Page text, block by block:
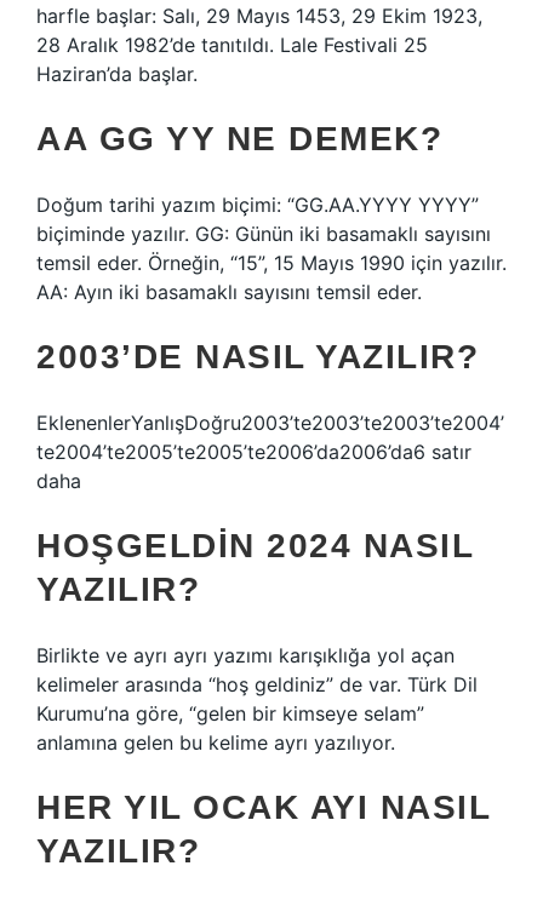
harfle başlar: Salı, 29 Mayıs 1453, 29 Ekim 1923,
28 Aralık 1982’de tanıtıldı. Lale Festivali 25
Haziran’da başlar.
AA GG YY NE DEMEK?
Doğum tarihi yazım biçimi: “GG.AA.YYYY YYYY”
biçiminde yazılır. GG: Günün iki basamaklı sayısını
temsil eder. Örneğin, “15”, 15 Mayıs 1990 için yazılır.
AA: Ayın iki basamaklı sayısını temsil eder.
2003’DE NASIL YAZILIR?
EklenenlerYanlışDoğru2003’te2003’te2003’te2004’
te2004’te2005’te2005’te2006’da2006’da6 satır
daha
HOŞGELDIN 2024 NASIL
YAZILIR?
Birlikte ve ayrı ayrı yazımı karışıklığa yol açan
kelimeler arasında “hoş geldiniz” de var. Türk Dil
Kurumu’na göre, “gelen bir kimseye selam”
anlamına gelen bu kelime ayrı yazılıyor.
HER YIL OCAK AYI NASIL
YAZILIR?